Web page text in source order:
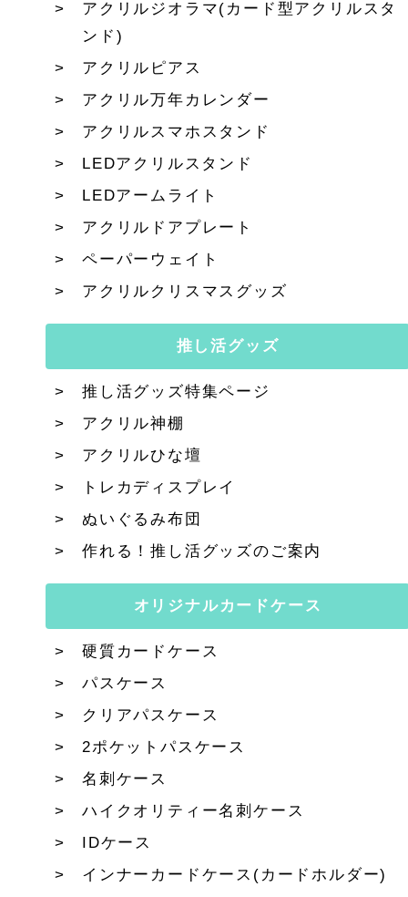
アクリルジオラマ(カード型アクリルスタ
ンド)
アクリルピアス
アクリル万年カレンダー
アクリルスマホスタンド
LEDアクリルスタンド
LEDアームライト
アクリルドアプレート
ペーパーウェイト
アクリルクリスマスグッズ
推し活グッズ
推し活グッズ特集ページ
アクリル神棚
アクリルひな壇
トレカディスプレイ
ぬいぐるみ布団
作れる！推し活グッズのご案内
オリジナルカードケース
硬質カードケース
パスケース
クリアパスケース
2ポケットパスケース
名刺ケース
ハイクオリティー名刺ケース
IDケース
インナーカードケース(カードホルダー)